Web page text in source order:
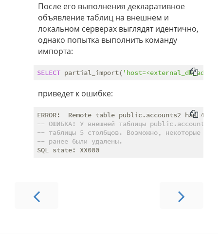
После его выполнения декларативное
объявление таблиц на внешнем и
локальном серверах выглядят идентично,
однако попытка выполнить команду
импорта:
SELECT partial_import(
приведет к ошибке:
-- ОШИБКА: У внешней таблицы public.accounts2
-- таблицы 5 столбцов. Возможно, некоторые
-- ранее были удалены.